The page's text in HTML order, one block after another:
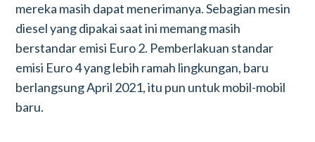
mereka masih dapat menerimanya. Sebagian mesin
diesel yang dipakai saat ini memang masih
berstandar emisi Euro 2. Pemberlakuan standar
emisi Euro 4 yang lebih ramah lingkungan, baru
berlangsung April 2021, itu pun untuk mobil-mobil
baru.